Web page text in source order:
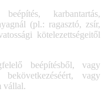
karbantartás,
(pl.: ragasztó, zsír,
kötelezettségeitől
beépítésből, vagy
vagy
vállal.